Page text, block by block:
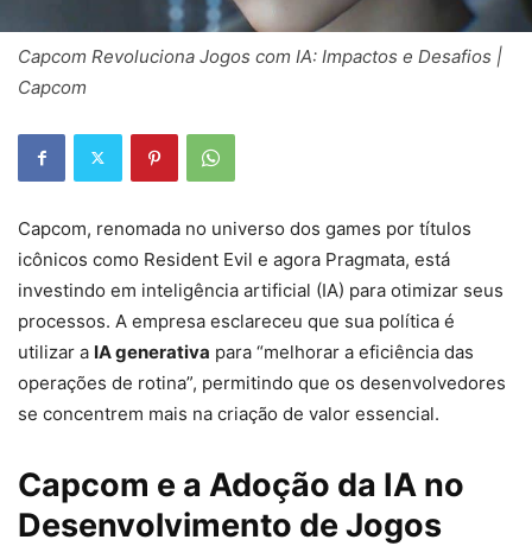
Capcom Revoluciona Jogos com IA: Impactos e Desafios |
Capcom
Capcom, renomada no universo dos games por títulos
icônicos como Resident Evil e agora Pragmata, está
investindo em inteligência artificial (IA) para otimizar seus
processos. A empresa esclareceu que sua política é
utilizar a IA generativa para “melhorar a eficiência das
operações de rotina”, permitindo que os desenvolvedores
se concentrem mais na criação de valor essencial.
Capcom e a Adoção da IA no
Desenvolvimento de Jogos